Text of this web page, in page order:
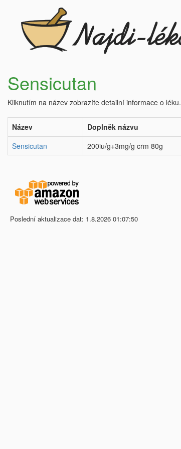
Sensicutan
Kliknutím na název zobrazíte detailní informace o léku.
Název Doplněk názvu
Sensicutan
200iu/g+3mg/g crm 80g
Poslední aktualizace dat: 1.8.2026 01:07:50